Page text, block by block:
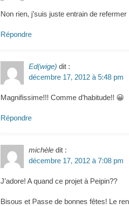
Non rien, j’suis juste entrain de
Répondre
Ed(wige) dit :
décembre 17, 2012 à 5:48 pm
Magnifissime!!! Comme d’habitude!! 😀
Répondre
michèle dit :
décembre 17, 2012 à 7:08 pm
J’adore! A quand ce projet à Peipin??
Bisous et Passe de bonnes fêtes! Le